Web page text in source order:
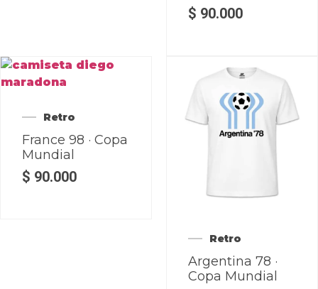
$ 90.000
Retro
France 98 · Copa
Mundial
$ 90.000
Retro
Argentina 78 ·
Copa Mundial